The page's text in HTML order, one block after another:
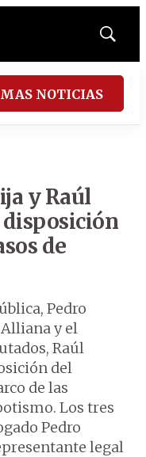
Mostrar
NOTICIAS
y Raúl
disposición
de
Pedro
y el
Raúl
del
de las
Los tres
Pedro
legal